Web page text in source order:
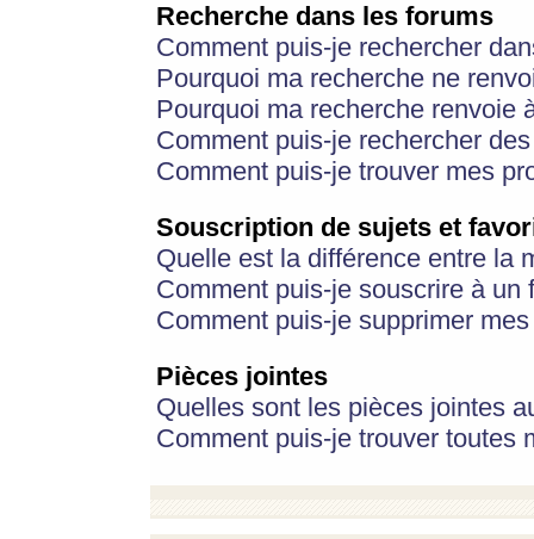
Recherche dans les forums
Comment puis-je rechercher
Pourquoi ma recherche ne
Pourquoi ma recherche renvoie
Comment puis-je rechercher
Comment puis-je trouver mes
Souscription de sujets et
Quelle est la différence entre la
Comment puis-je souscrire à
Comment puis-je supprimer
Pièces jointes
Quelles sont les pièces jointes
Comment puis-je trouver toutes